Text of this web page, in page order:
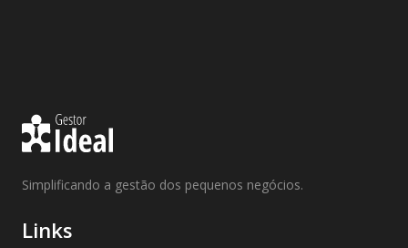
Simplificando a gestão dos pequenos negócios.
Links